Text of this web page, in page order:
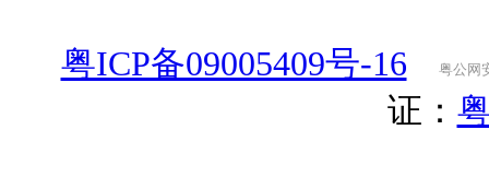
粤ICP备09005409号-16 粤公网
证：